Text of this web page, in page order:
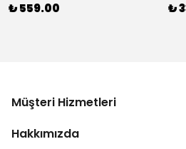
₺ 559.00 ₺
Müşteri Hizmetleri
Hakkımızda